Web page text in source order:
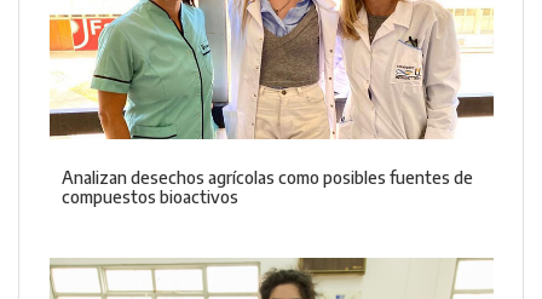
Analizan desechos agrícolas como posibles fuentes de
compuestos bioactivos